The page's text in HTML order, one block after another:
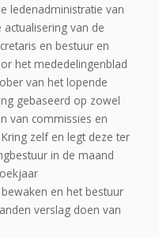
ledenadministratie van
van de
en bestuur en
het mededelingenblad
van het lopende
gebaseerd op zowel
van commissies en
zelf en legt deze ter
in de maand
en het bestuur
verslag doen van